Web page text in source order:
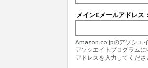
メインEメールアドレス：
Amazon.co.jpのアソシエ
アソシエイトプログラム
アドレスを入力してくださ